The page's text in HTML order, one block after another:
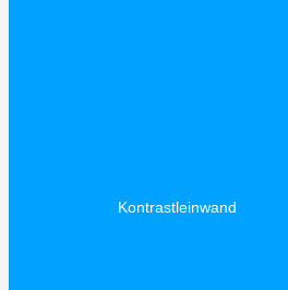
Kontrastleinwand